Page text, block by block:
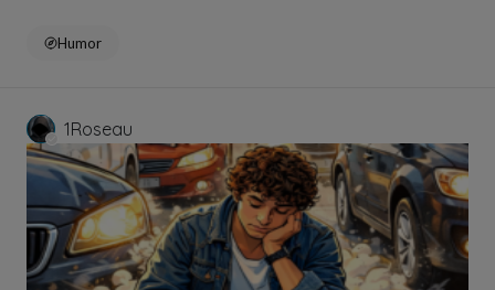
Humor
1Roseau